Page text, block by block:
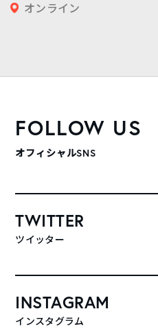
オンライン
FOLLOW US
オフィシャルSNS
TWITTER
ツイッター
INSTAGRAM
インスタグラム